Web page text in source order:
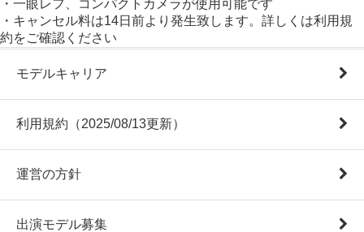
・一眼レフ、コンパクトカメラが使用可能です
・キャンセル料は14日前より発生致します。詳しくは利用規
約をご確認ください
モデルキャリア
利用規約（2025/08/13更新）
運営の方針
出演モデル募集